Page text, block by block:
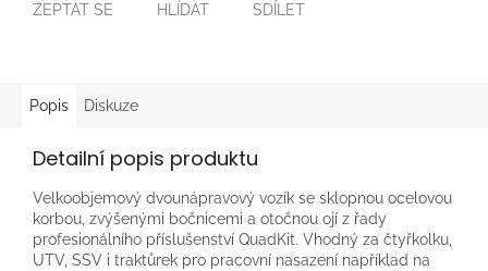
ZEPTAT SE HLÍDAT SDÍLET
Popis Diskuze
Detailní popis produktu
Velkoobjemový dvounápravový vozík se sklopnou ocelovou
korbou, zvýšenými bočnicemi a otočnou ojí z řady
profesionálního příslušenství QuadKit. Vhodný za čtyřkolku,
UTV, SSV i traktůrek pro pracovní nasazení například na